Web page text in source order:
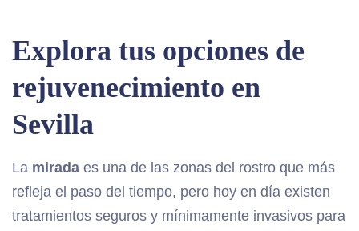
Explora tus opciones de
rejuvenecimiento en
Sevilla
La mirada es una de las zonas del rostro que más
refleja el paso del tiempo, pero hoy en día existen
tratamientos seguros y mínimamente invasivos para